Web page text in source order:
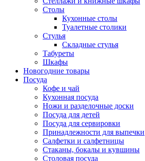
Столы
Кухонные столы
Туалетные столики
Стулья
Складные стулья
Табуреты
Шкафы
Новогодние товары
Посуда
Кофе и чай
Кухонная посуда
Ножи и разделочные доски
Посуда для детей
Посуда для сервировки
Принадлежности для выпечки
Салфетки и салфетницы
Стаканы, бокалы и кувшины
Столовая посуда